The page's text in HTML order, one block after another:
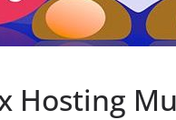
Hosting